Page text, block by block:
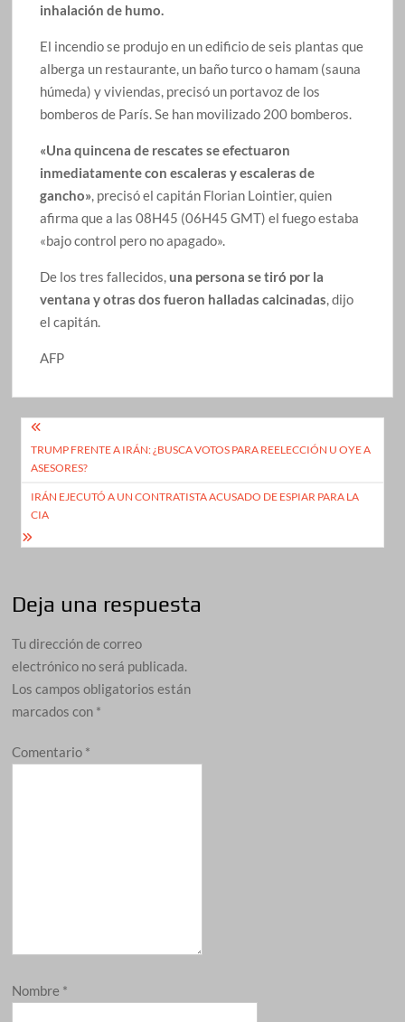
inhalación de humo.
El incendio se produjo en un edificio de seis plantas que
alberga un restaurante, un baño turco o hamam (sauna
húmeda) y viviendas, precisó un portavoz de los
bomberos de París. Se han movilizado 200 bomberos.
«Una quincena de rescates se efectuaron
inmediatamente con escaleras y escaleras de
gancho», precisó el capitán Florian Lointier, quien
afirma que a las 08H45 (06H45 GMT) el fuego estaba
«bajo control pero no apagado».
De los tres fallecidos,una persona se tiró por la
ventana y otras dos fueron halladas calcinadas, dijo
el capitán.
AFP
Navegación
de
entradas
TRUMP FRENTE A IRÁN: ¿BUSCA VOTOS PARA REELECCIÓN U OYE A
ASESORES?
IRÁN EJECUTÓ A UN CONTRATISTA ACUSADO DE ESPIAR PARA LA
CIA
Deja una respuesta
Tu dirección de correo
electrónico no será publicada.
Los campos obligatorios están
marcados con *
Comentario *
Nombre *